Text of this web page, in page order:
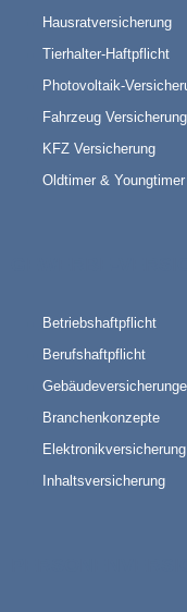
Hausratversicherung
Tierhalter-Haftpflicht
Photovoltaik-
Fahrzeug
KFZ Versicherung
Oldtimer &
Betriebshaftpflicht
Berufshaftpflicht
Branchenkonzepte
Elektronikversicherung
Inhaltsversicherung